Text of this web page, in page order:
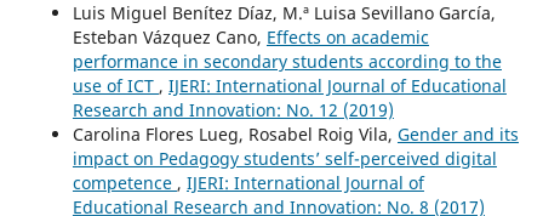
Luis Miguel Benítez Díaz, M.ª Luisa Sevillano García,
Esteban Vázquez Cano, Effects on academic
performance in secondary students according to the
use of ICT , IJERI: International Journal of Educational
Research and Innovation: No. 12 (2019)
Carolina Flores Lueg, Rosabel Roig Vila, Gender and its
impact on Pedagogy students’ self-perceived digital
competence , IJERI: International Journal of
Educational Research and Innovation: No. 8 (2017)